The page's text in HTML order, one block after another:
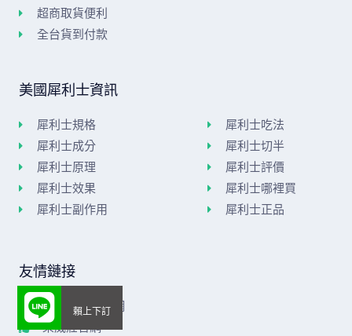
超商取貨便利
全台貨到付款
美國犀利士資訊
犀利士規格
犀利士成分
犀利士原理
犀利士效果
犀利士副作用
犀利士吃法
犀利士切半
犀利士評價
犀利士哪裡買
犀利士正品
友情鏈接
美國威而鋼官網
樂威莊官網